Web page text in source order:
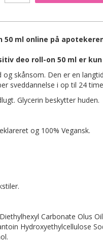
50 ml online på
deo roll-on 50 ml er
skånsom. Den er en
sveddannelse i op til 24
Glycerin beskytter huden.
og 100% Vegansk.
Carbonate Olus
Hydroxyethylcellulose